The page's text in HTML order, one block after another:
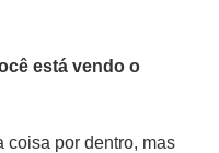
está vendo o
coisa por dentro, mas